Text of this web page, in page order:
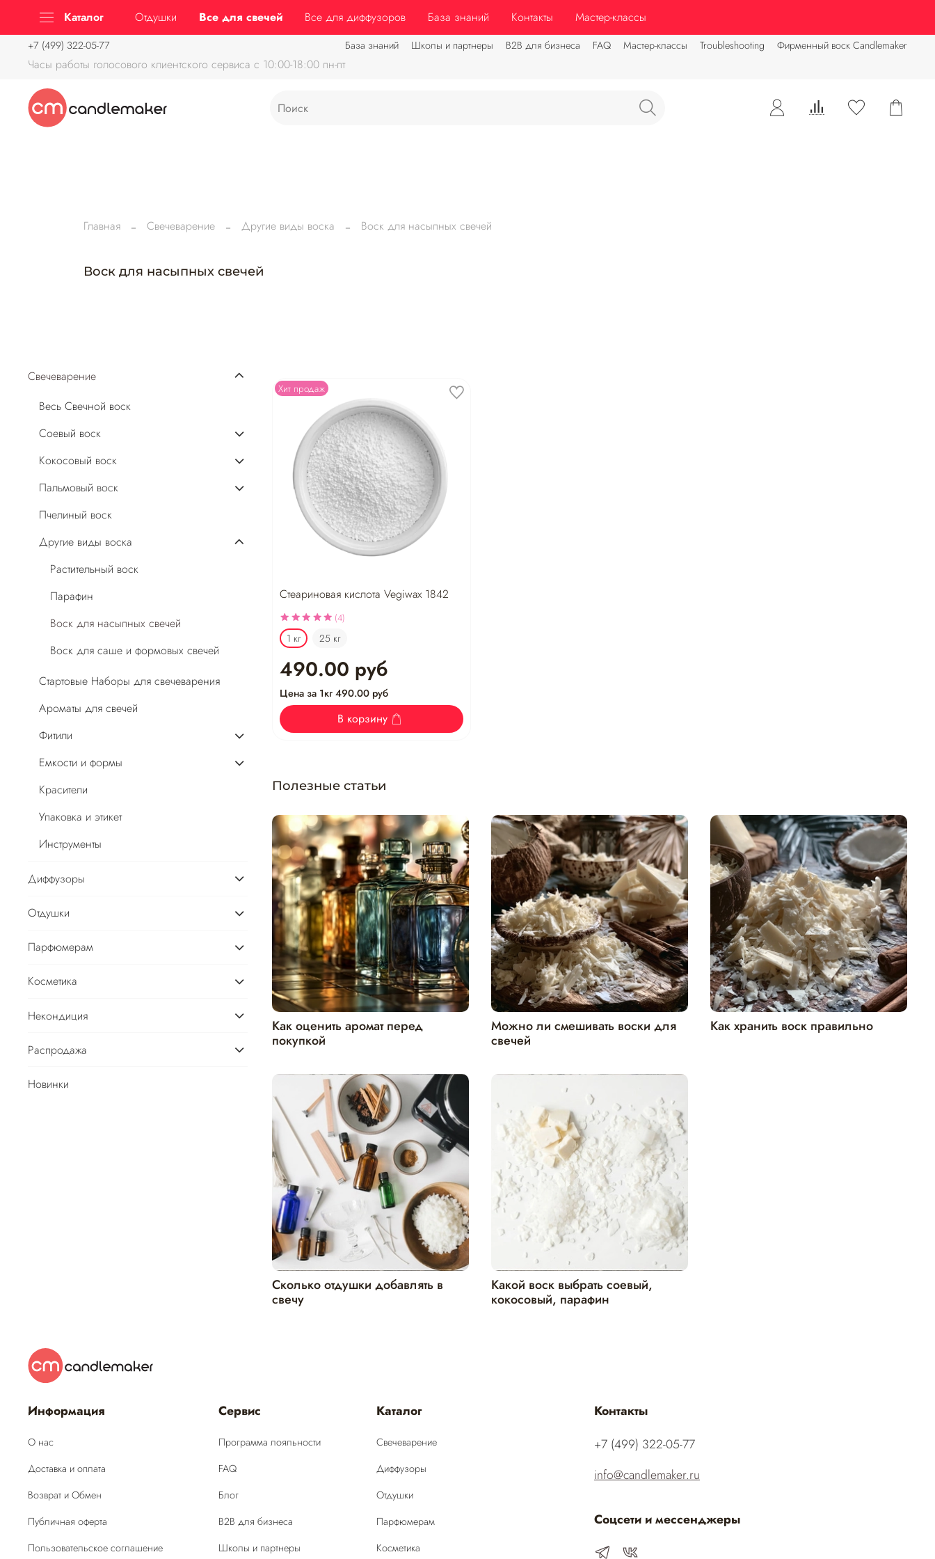
заказе от 3500 руб Бесплатная доставка до ПВЗ при заказе от 3500 руб Бесплатная доставка до ПВЗ при заказе от 3500 руб
База знаний Школы и партнеры B2B для бизнеса FAQ Мастер-классы Troubleshooting Фирменный воск Candlemaker
Часы работы голосового клиентского сервиса с 10:00-18:00 пн-пт
‭+7 (499) 322-05-77‬
Каталог Отдушки Все для свечей Все для диффузоров База знаний Контакты Мастер-классы
Главная Свечеварение Другие виды воска Воск для насыпных свечей
Воск для насыпных свечей
Хит продаж
Стеариновая кислота Vegiwax 1842
(4)
1 кг 25 кг
490.00 руб
Цена за 1кг 490.00 руб
В корзину
Полезные статьи
Как оценить аромат перед
покупкой
Можно ли смешивать воски для
свечей
Как хранить воск правильно
Сколько отдушки добавлять в
свечу
Какой воск выбрать соевый,
кокосовый, парафин
Свечеварение
Весь Свечной воск
Соевый воск
Кокосовый воск
Пальмовый воск
Пчелиный воск
Другие виды воска
Растительный воск
Парафин
Воск для насыпных свечей
Воск для саше и формовых свечей
Стартовые Наборы для свечеварения
Ароматы для свечей
Фитили
Емкости и формы
Красители
Упаковка и этикет
Инструменты
Диффузоры
Отдушки
Парфюмерам
Косметика
Некондиция
Распродажа
Новинки
Информация
О нас
Доставка и оплата
Возврат и Обмен
Публичная оферта
Пользовательское соглашение
Сервис
Программа лояльности
FAQ
Блог
B2B для бизнеса
Школы и партнеры
Каталог
Свечеварение
Диффузоры
Отдушки
Парфюмерам
Косметика
Контакты
‭+7 (499) 322-05-77‬
info@candlemaker.ru
Соцсети и мессенджеры